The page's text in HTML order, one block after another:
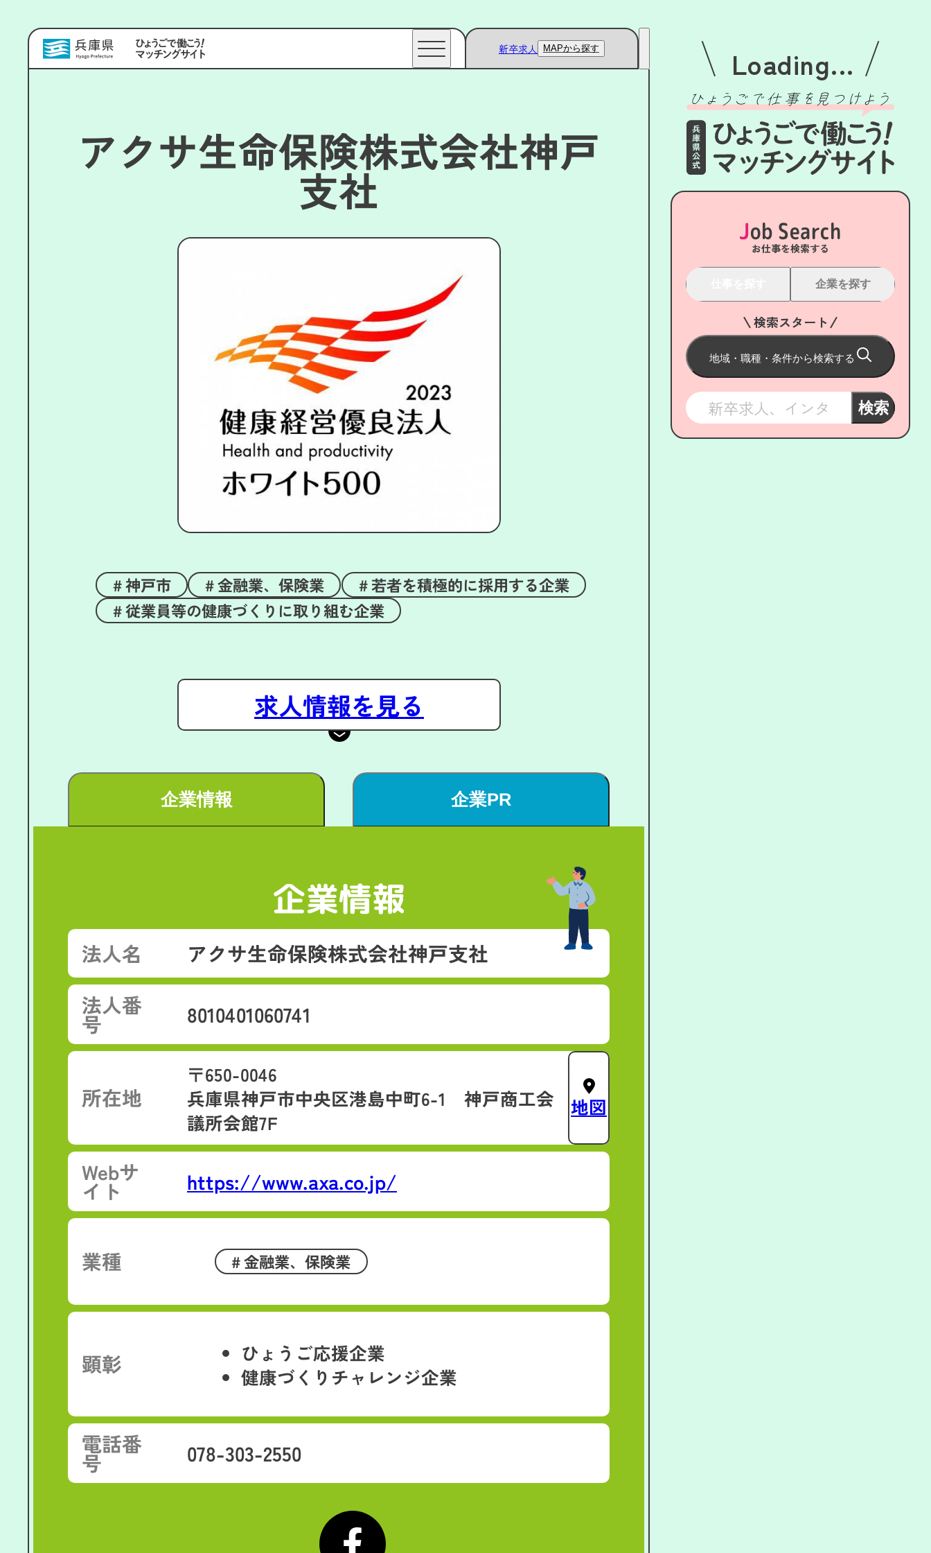
Loading...
Job Search
お仕事を検索する
企業を探す
検索スタート
地域・職種・条件から検索する
検索
新卒求人 MAPから探す
アクサ生命保険株式会社神戸
支社
神戸市 金融業、保険業
若者を積極的に採用する企業
従業員等の健康づくりに取り組む企業
求人情報を見る
企業情報 企業PR
企業情報
法人名
アクサ生命保険株式会社神戸支社
法人番
号 8010401060741
所在地
〒650-0046
兵庫県神戸市中央区港島中町6-1 神戸商工会
議所会館7F
地図
Webサ
イト https://www.axa.co.jp/
業種 金融業、保険業
顕彰
ひょうご応援企業
健康づくりチャレンジ企業
電話番
号 078-303-2550